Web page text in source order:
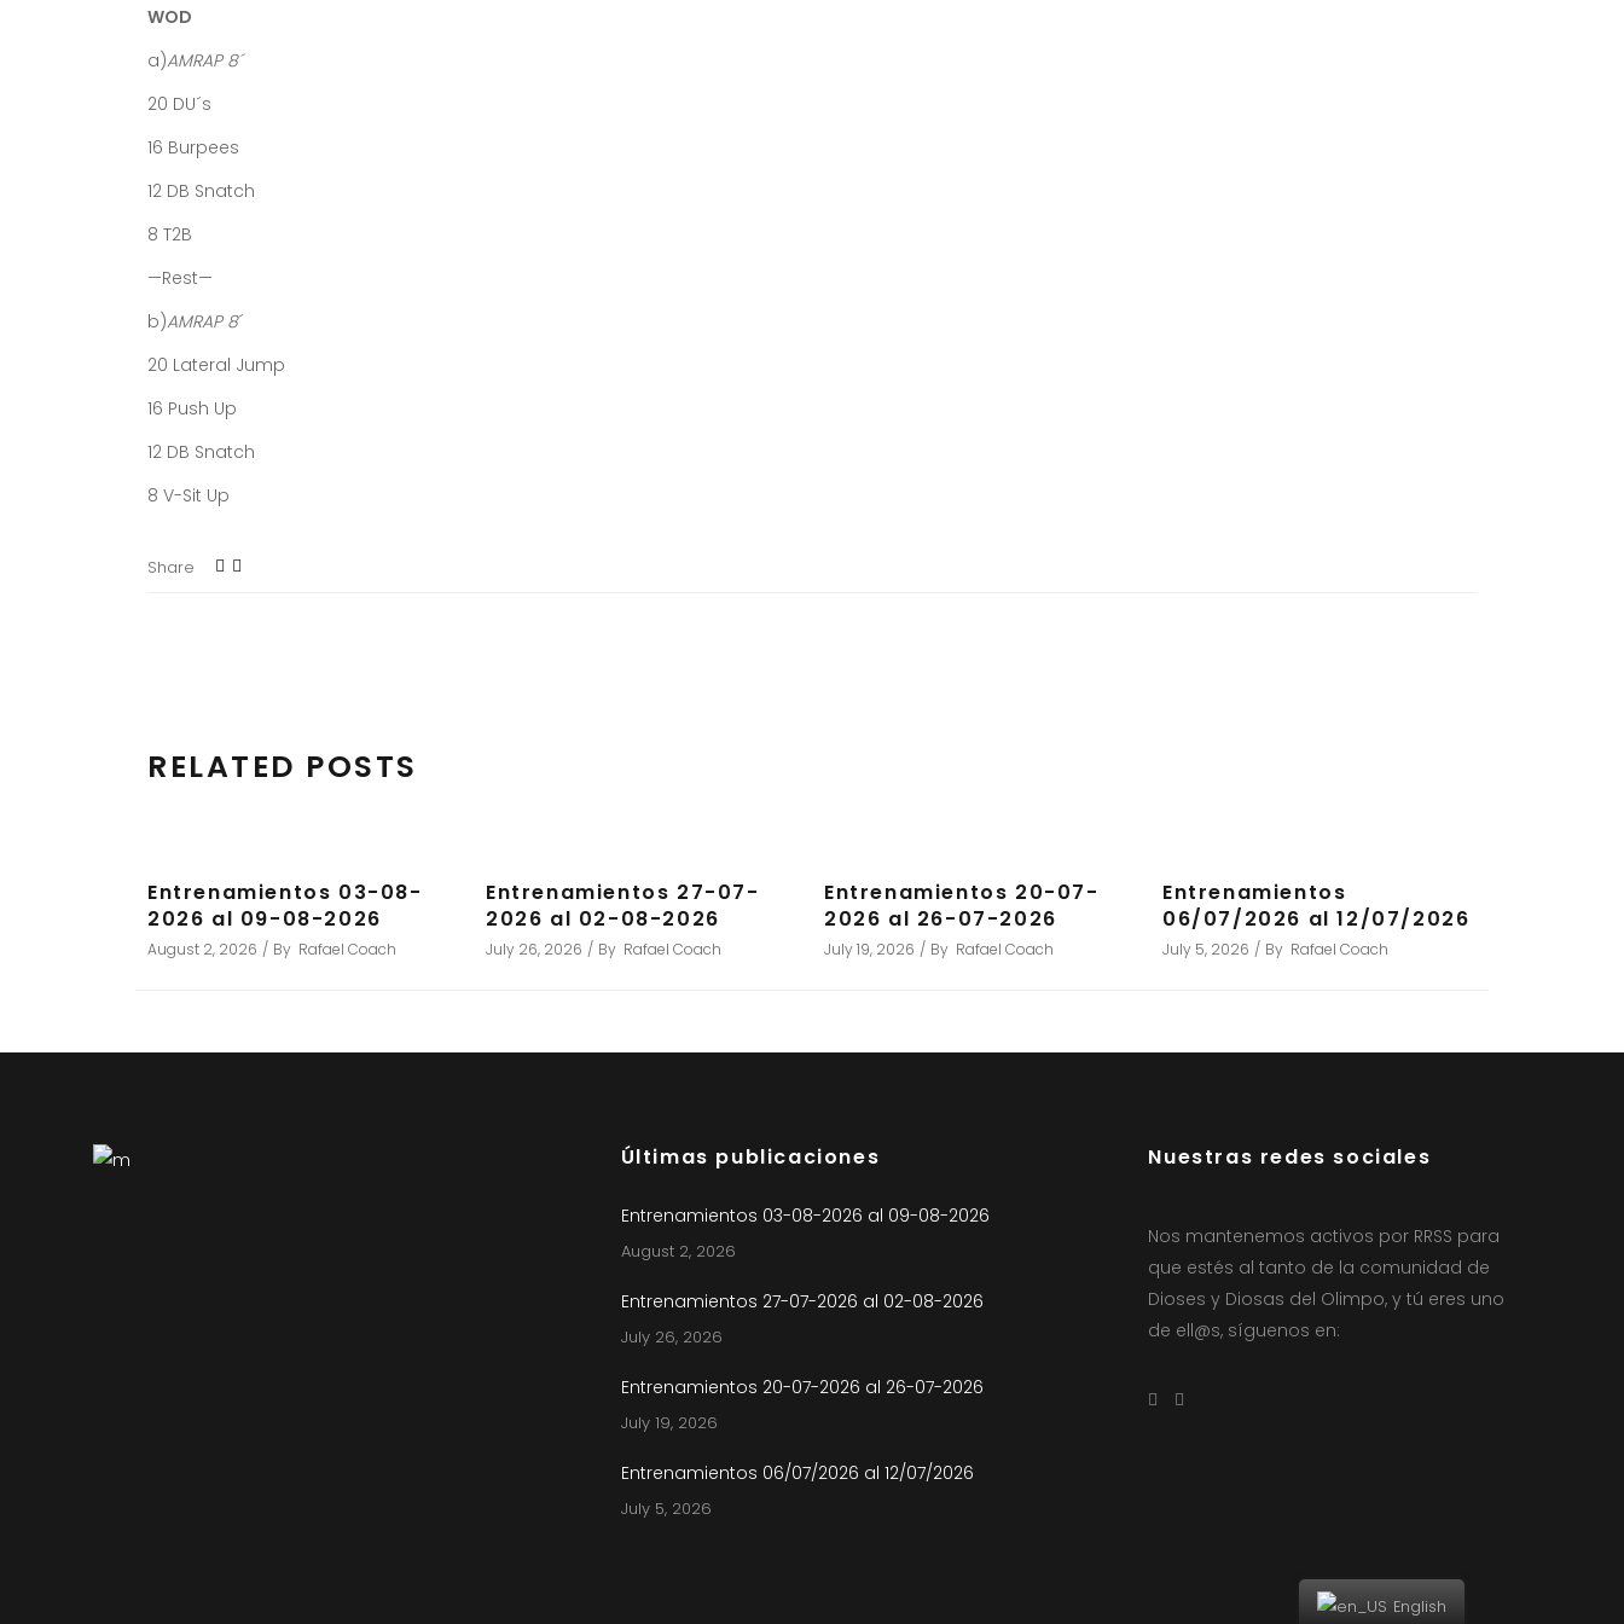
WOD
a)AMRAP 8´
20 DU´s
16 Burpees
12 DB Snatch
8 T2B
—Rest—
b)AMRAP 8´
20 Lateral Jump
16 Push Up
12 DB Snatch
8 V-Sit Up
Share
RELATED POSTS
Entrenamientos 03-08-
2026 al 09-08-2026
August 2, 2026 By Rafael Coach
Entrenamientos 27-07-
2026 al 02-08-2026
July 26, 2026 By Rafael Coach
Entrenamientos 20-07-
2026 al 26-07-2026
July 19, 2026 By Rafael Coach
Entrenamientos
06/07/2026 al 12/07/2026
July 5, 2026 By Rafael Coach
Últimas publicaciones
Entrenamientos 03-08-2026 al 09-08-2026
August 2, 2026
Entrenamientos 27-07-2026 al 02-08-2026
July 26, 2026
Entrenamientos 20-07-2026 al 26-07-2026
July 19, 2026
Entrenamientos 06/07/2026 al 12/07/2026
July 5, 2026
Nuestras redes sociales
Nos mantenemos activos por RRSS para
que estés al tanto de la comunidad de
Dioses y Diosas del Olimpo, y tú eres uno
de ell@s, síguenos en:
English